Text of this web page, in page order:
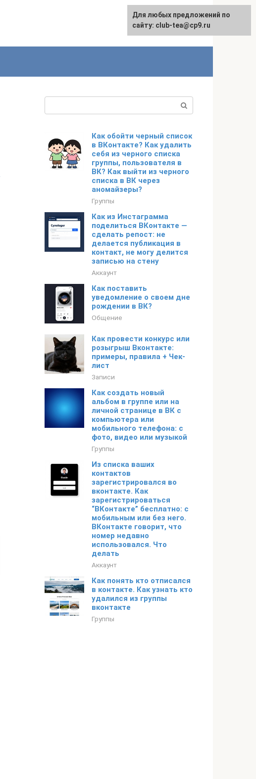
Как обойти черный список
в ВКонтакте? Как удалить
себя из черного списка
группы, пользователя в
ВК? Как выйти из черного
списка в ВК через
аномайзеры?
Группы
Как из Инстаграмма
поделиться ВКонтакте —
сделать репост: не
делается публикация в
контакт, не могу делится
записью на стену
Аккаунт
Как поставить
уведомление о своем дне
рождении в ВК?
Общение
Как провести конкурс или
розыгрыш Вконтакте:
примеры, правила + Чек-
лист
Записи
Как создать новый
альбом в группе или на
личной странице в ВК с
компьютера или
мобильного телефона: с
фото, видео или музыкой
Группы
Из списка ваших
контактов
зарегистрировался во
вконтакте. Как
зарегистрироваться
“ВКонтакте” бесплатно: с
мобильным или без него.
ВКонтакте говорит, что
номер недавно
использовался. Что
делать
Аккаунт
Как понять кто отписался
в контакте. Как узнать кто
удалился из группы
вконтакте
Группы
Для любых предложений по
сайту: club-tea@cp9.ru